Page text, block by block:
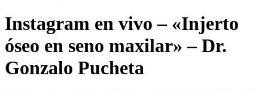
Instagram en vivo – «Injerto
óseo en seno maxilar» – Dr.
Gonzalo Pucheta